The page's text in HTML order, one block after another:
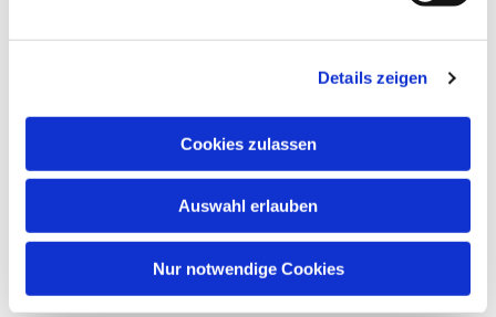
Details zeigen
Cookies zulassen
Auswahl erlauben
Nur notwendige Cookies